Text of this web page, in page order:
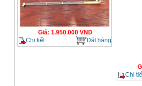
Giá: 1.950.000VND
Chi tiết
Đặt hàng
Chi